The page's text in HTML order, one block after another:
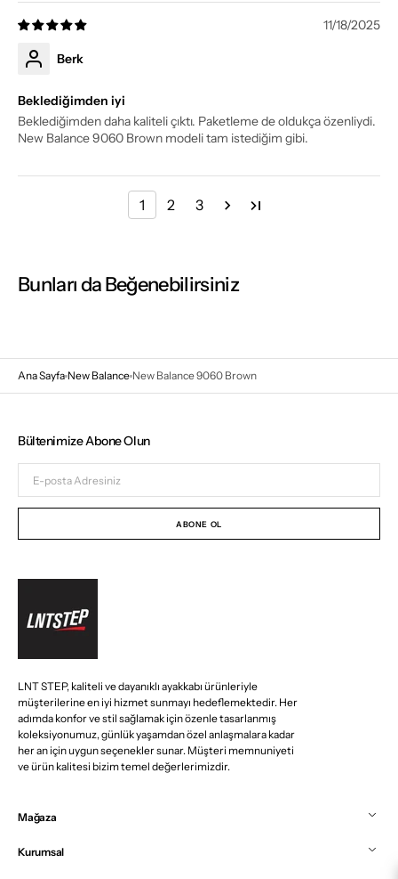
11/18/2025
Berk
Beklediğimden iyi
Beklediğimden daha kaliteli çıktı. Paketleme de oldukça özenliydi.
New Balance 9060 Brown modeli tam istediğim gibi.
1 2 3
Bunları da Beğenebilirsiniz
Ana Sayfa New Balance New Balance 9060 Brown
LNT STEP, kaliteli ve dayanıklı ayakkabı ürünleriyle
müşterilerine en iyi hizmet sunmayı hedeflemektedir. Her
adımda konfor ve stil sağlamak için özenle tasarlanmış
koleksiyonumuz, günlük yaşamdan özel anlaşmalara kadar
her an için uygun seçenekler sunar. Müşteri memnuniyeti
ve ürün kalitesi bizim temel değerlerimizdir.
Mağaza
Kurumsal
Bültenimize Abone Olun
posta
Adresiniz
ABONE OL